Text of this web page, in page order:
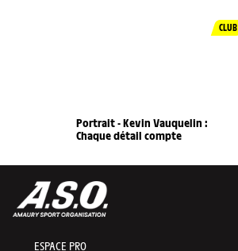
CLUB
Portrait - Kevin Vauquelin :
Chaque détail compte
ESPACE PRO